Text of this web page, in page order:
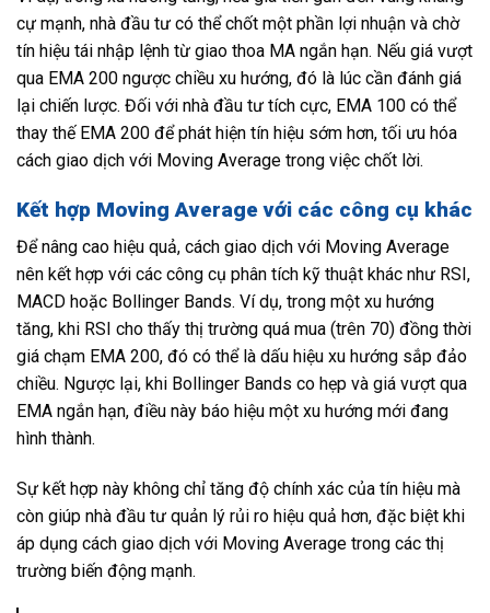
cự mạnh, nhà đầu tư có thể chốt một phần lợi nhuận và chờ
tín hiệu tái nhập lệnh từ giao thoa MA ngắn hạn. Nếu giá vượt
qua EMA 200 ngược chiều xu hướng, đó là lúc cần đánh giá
lại chiến lược. Đối với nhà đầu tư tích cực, EMA 100 có thể
thay thế EMA 200 để phát hiện tín hiệu sớm hơn, tối ưu hóa
cách giao dịch với Moving Average trong việc chốt lời.
Kết hợp Moving Average với các công cụ khác
Để nâng cao hiệu quả, cách giao dịch với Moving Average
nên kết hợp với các công cụ phân tích kỹ thuật khác như RSI,
MACD hoặc Bollinger Bands. Ví dụ, trong một xu hướng
tăng, khi RSI cho thấy thị trường quá mua (trên 70) đồng thời
giá chạm EMA 200, đó có thể là dấu hiệu xu hướng sắp đảo
chiều. Ngược lại, khi Bollinger Bands co hẹp và giá vượt qua
EMA ngắn hạn, điều này báo hiệu một xu hướng mới đang
hình thành.
Sự kết hợp này không chỉ tăng độ chính xác của tín hiệu mà
còn giúp nhà đầu tư quản lý rủi ro hiệu quả hơn, đặc biệt khi
áp dụng cách giao dịch với Moving Average trong các thị
trường biến động mạnh.